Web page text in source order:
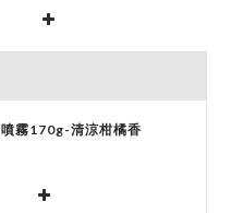
噴霧170g-清涼柑橘香